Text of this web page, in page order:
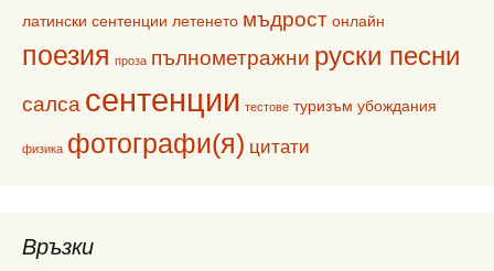
латински сентенции летенето мъдрост онлайн
поезия проза пълнометражни руски песни
салса сентенции тестове туризъм убождания
физика фотографи(я) цитати
Връзки